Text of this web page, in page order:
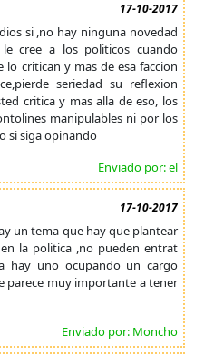
17-10-2017
si ,no hay ninguna novedad
cree a los politicos cuando
lo critican y mas de esa faccion
seriedad su reflexion
critica y mas alla de eso, los
manipulables ni por los
si siga opinando
Enviado por: el
17-10-2017
un tema que hay que plantear
la politica ,no pueden entrat
hay uno ocupando un cargo
parece muy importante a tener
Enviado por: Moncho